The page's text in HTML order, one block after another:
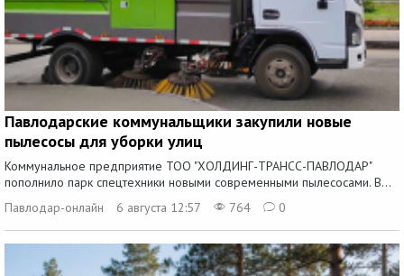
Павлодарские коммунальщики закупили новые
пылесосы для уборки улиц
Коммунальное предприятие ТОО "ХОЛДИНГ-ТРАНСС-ПАВЛОДАР"
пополнило парк спецтехники новыми современными пылесосами. В...
Павлодар-онлайн
6 августа 12:57 764 0